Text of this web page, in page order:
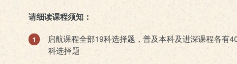
请细读课程须知：
启航课程全部19科选择题，普及本科及进深课程各有
科选择题